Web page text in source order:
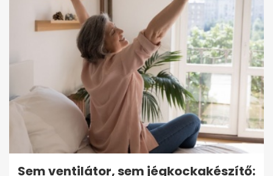
Sem ventilátor, sem jégkockakészítő: